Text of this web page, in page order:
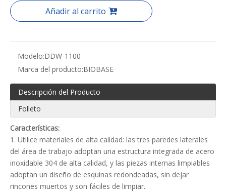
Añadir al carrito
Modelo:DDW-1100
Marca del producto:BIOBASE
Descripción del Producto
Folleto
Características:
1. Utilice materiales de alta calidad: las tres paredes laterales
del área de trabajo adoptan una estructura integrada de acero
inoxidable 304 de alta calidad, y las piezas internas limpiables
adoptan un diseño de esquinas redondeadas, sin dejar
rincones muertos y son fáciles de limpiar.